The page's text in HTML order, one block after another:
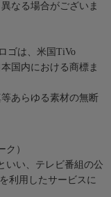
なる場合がございま
ゴは、米国TiVo
国内における商標ま
あらゆる素材の無断
ク）
いい、テレビ番組の公
利用したサービスに